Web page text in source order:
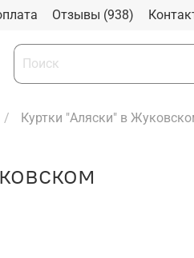
Отзывы (938)
Куртки "Аляски" в